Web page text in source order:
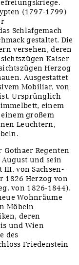
(1797-1799)
Schlafgemach
gestaltet. Die
versehen, deren
Kaiser
Herzog
Ausgestattet
Mobiliar, von
Ursprünglich
einem
großem
Leuchtern,
Regenten
und sein
III. von Sachsen-
1826 Herzog von
von 1826-1844).
Wohnräume
Möbeln
deren
und Wien
des
Friedenstein